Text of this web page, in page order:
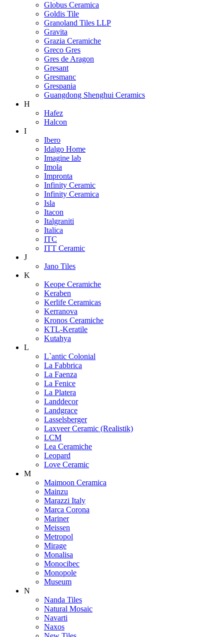
Globus Ceramica
Goldis Tile
Granoland Tiles LLP
Gravita
Grazia Ceramiche
Greco Gres
Gres de Aragon
Gresant
Gresmanc
Grespania
Guangdong Shenghui Ceramics
H
Hafez
Halcon
I
Ibero
Idalgo Home
Imagine lab
Imola
Impronta
Infinity Ceramic
Infinity Ceramica
Isla
Itacon
Italgraniti
Italica
ITC
ITT Ceramic
J
Jano Tiles
K
Keope Ceramiche
Keraben
Kerlife Ceramicas
Kerranova
Kronos Ceramiche
KTL-Keratile
Kutahya
L
L`antic Colonial
La Fabbrica
La Faenza
La Fenice
La Platera
Landdecor
Landgrace
Lasselsberger
Laxveer Ceramic (Realistik)
LCM
Lea Ceramiche
Leopard
Love Ceramic
M
Maimoon Ceramica
Mainzu
Marazzi Italy
Marca Corona
Mariner
Meissen
Metropol
Mirage
Monalisa
Monocibec
Monopole
Museum
N
Nanda Tiles
Natural Mosaic
Navarti
Naxos